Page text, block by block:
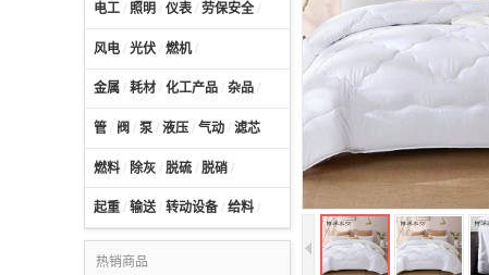
电工 / 照明 / 仪表 / 劳保安全 /
风电 / 光伏 / 燃机/
金属 / 耗材 / 化工产品 / 杂品 /
管 / 阀 / 泵 / 液压 / 气动 / 滤芯
燃料 / 除灰 / 脱硫 / 脱硝 /
起重 / 输送/ 转动设备 / 给料 /
热销商品